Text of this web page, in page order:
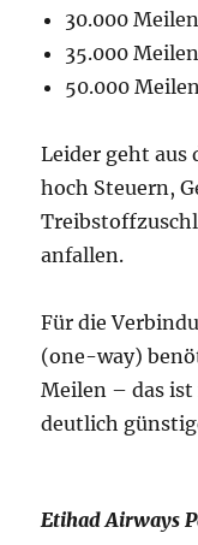
30.000
35.000
50.000
Leider geht aus
hoch Steuern,
anfallen.
Für die
(one-way)
Meilen – das
deutlich
Etihad Airways